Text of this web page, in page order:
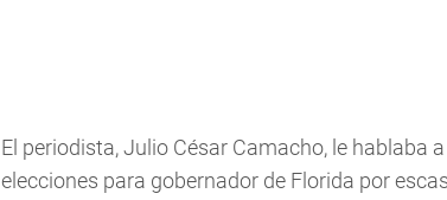
El periodista, Julio César Camacho, le hablaba
elecciones para gobernador de Florida por